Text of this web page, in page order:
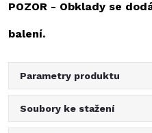
POZOR - Obklady se
balení.
Parametry produktu
Soubory ke stažení